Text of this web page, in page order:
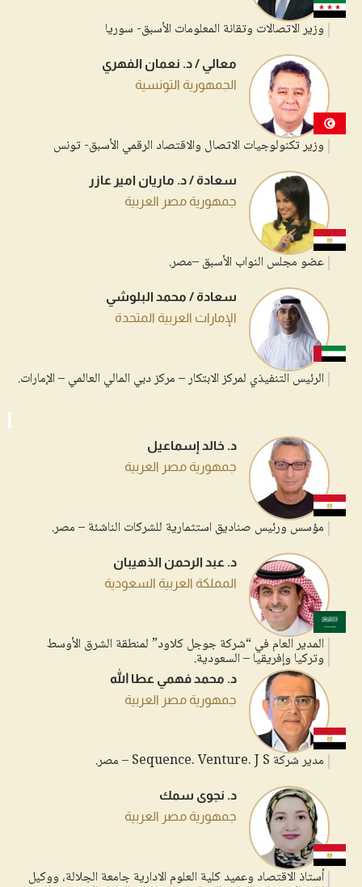
وزير الاتصالات وتقانة المعلومات الأسبق- سوريا
معالي / د. نعمان الفهري
الجمهورية التونسية
وزير تكنولوجيات الاتصال والاقتصاد الرقمي الأسبق- تونس
سعادة / د. ماريان امير عازر
جمهورية مصر العربية
عضو مجلس النواب الأسبق –مصر.
سعادة / محمد البلوشي
الإمارات العربية المتحدة
الرئيس التنفيذي لمركز الابتكار – مركز دبي المالي العالمي – الإمارات.
د. خالد إسماعيل
جمهورية مصر العربية
مؤسس ورئيس صناديق استثمارية للشركات الناشئة – مصر.
د. عبد الرحمن الذهيبان
المملكة العربية السعودية
المدير العام في “شركة جوجل كلاود” لمنطقة الشرق الأوسط
وتركيا وإفريقيا – السعودية.
د. محمد فهمي عطا الله
جمهورية مصر العربية
مدير شركة Sequence. Venture. J S – مصر.
د. نجوى سمك
جمهورية مصر العربية
أستاذ الاقتصاد وعميد كلية العلوم الادارية جامعة الجلالة، ووكيل